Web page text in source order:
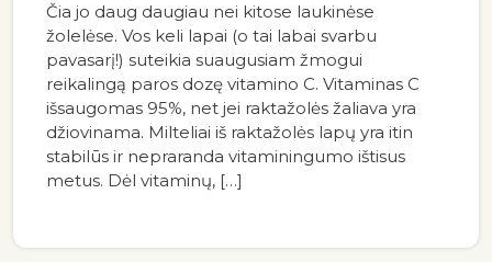
Čia jo daug daugiau nei kitose laukinėse
žolelėse. Vos keli lapai (o tai labai svarbu
pavasarį!) suteikia suaugusiam žmogui
reikalingą paros dozę vitamino C. Vitaminas C
išsaugomas 95%, net jei raktažolės žaliava yra
džiovinama. Milteliai iš raktažolės lapų yra itin
stabilūs ir nepraranda vitaminingumo ištisus
metus. Dėl vitaminų, […]